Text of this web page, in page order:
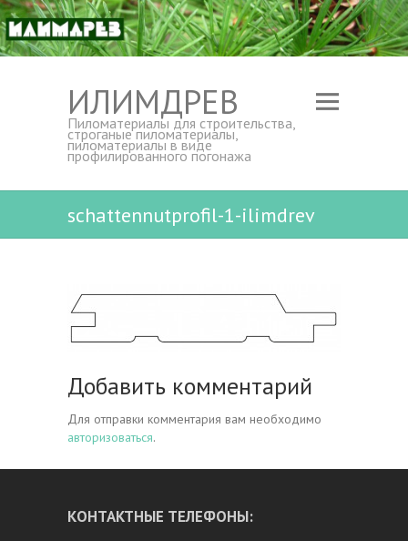
ИЛИМДРЕВ
Пиломатериалы для строительства,
строганые пиломатериалы,
пиломатериалы в виде
профилированного погонажа
schattennutprofil-1-ilimdrev
Добавить комментарий
Для отправки комментария вам необходимо
авторизоваться.
КОНТАКТНЫЕ ТЕЛЕФОНЫ: